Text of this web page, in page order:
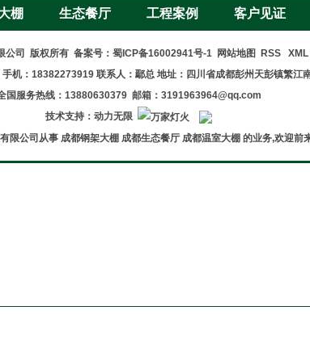
棚 生态餐厅 工程案例 客户见证
公司 版权所有 备案号： 蜀ICP备16002941号-1 网站地图 RSS XML
手机：18382273919 联系人：鄢总 地址：四川省成都彭州天彭镇繁江
国服务热线：13880630379 邮箱：3191963964@qq.com
技术支持： 动力无限
限公司从事 成都钢架大棚 成都生态餐厅 成都温室大棚 的业务,欢迎前